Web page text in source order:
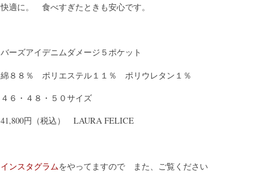
快適に。 食べすぎたときも安心です。
バーズアイデニムダメージ５ポケット
綿８８％ ポリエステル１１％ ポリウレタン１％
４６・４８・５０サイズ
41,800円（税込） LAURA FELICE
インスタグラムをやってますので また、ご覧ください